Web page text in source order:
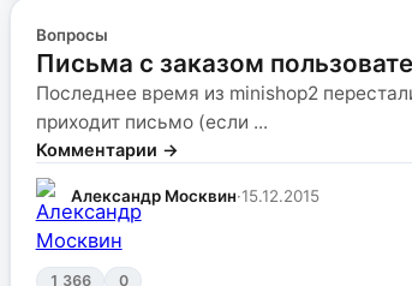
Вопросы
Письма с заказом
Последнее время из minishop2
приходит письмо (если ...
Комментарии →
Александр Москвин·15.12.2015
1 366 0